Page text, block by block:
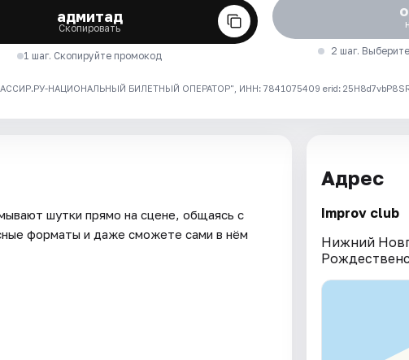
адмитад
Скопировать
1 шаг. Скопируйте промокод
2 шаг.
НАЦИОНАЛЬНЫЙ БИЛЕТНЫЙ ОПЕРАТОР", ИНН: 7841075409 erid:
шутки прямо на сцене, общаясь с
форматы и даже сможете сами в нём
Адрес
Improv club
Нижний